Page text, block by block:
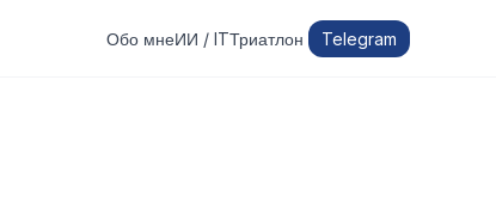
Обо мнеИИ / ITТриатлон Telegram